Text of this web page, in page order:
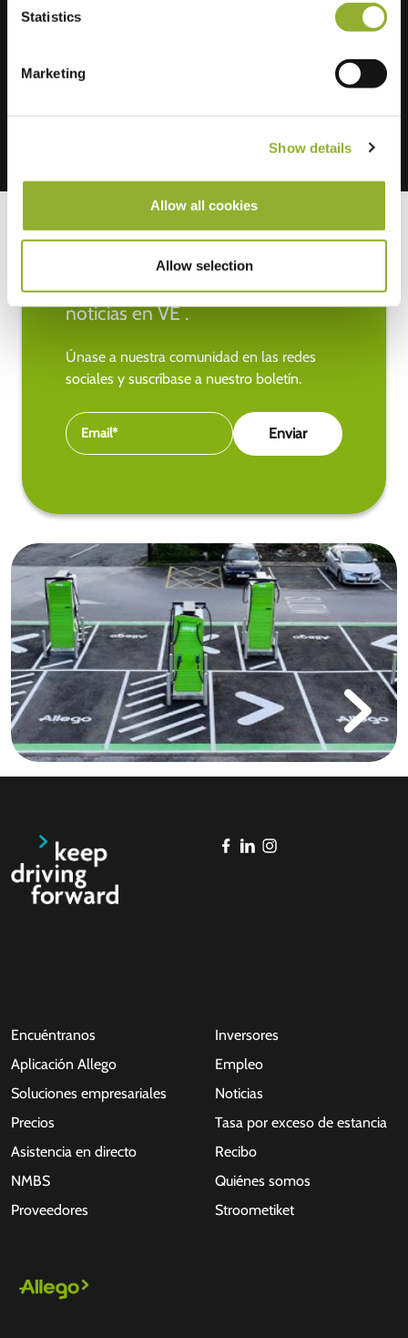
Statistics
Marketing
Show details
Allow all cookies
Allow selection
Manténgase al día de las últimas
noticias en VE .
Únase a nuestra comunidad en las redes
sociales y suscríbase a nuestro boletín.
Encuéntranos
Aplicación Allego
Soluciones empresariales
Precios
Asistencia en directo
NMBS
Proveedores
Inversores
Empleo
Noticias
Tasa por exceso de estancia
Recibo
Quiénes somos
Stroometiket